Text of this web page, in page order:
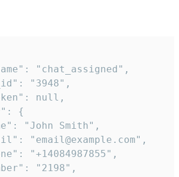
"chat_assigned",
"3948",
null,
{
"John Smith",
"email@example.com",
"+14084987855",
"2198",